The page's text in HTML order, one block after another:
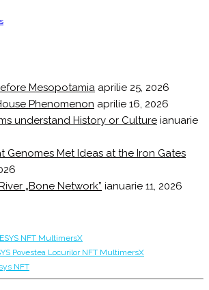
Mesopotamia aprilie 25, 2026
Phenomenon aprilie 16, 2026
understand History or Culture ianuarie
Genomes Met Ideas at the Iron Gates
„Bone Network” ianuarie 11, 2026